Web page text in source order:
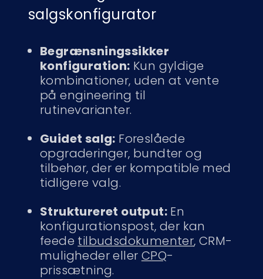
salgskonfigurator
Begrænsningssikker
konfiguration: Kun gyldige
kombinationer, uden at vente
på engineering til
rutinevarianter.
Guidet salg: Foreslåede
opgraderinger, bundter og
tilbehør, der er kompatible med
tidligere valg.
Struktureret output: En
konfigurationspost, der kan
feede tilbudsdokumenter, CRM-
muligheder eller CPQ-
prissætning.